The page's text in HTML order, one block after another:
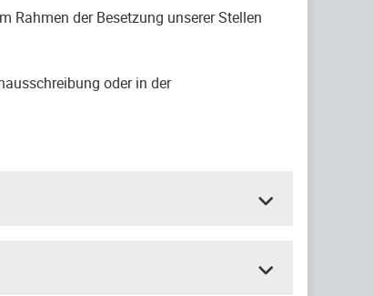
Rahmen der Besetzung unserer Stellen
oder in der